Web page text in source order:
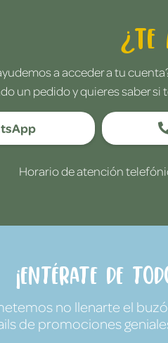
¿Te
a acceder a tu
un pedido y quieres saber
Horario de atención
¡Entérate de
no llenarte el
de promociones